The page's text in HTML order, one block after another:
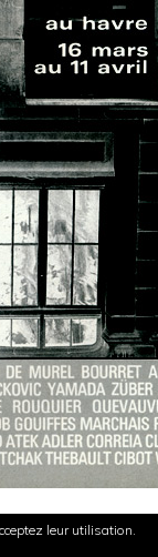
leur utilisation.